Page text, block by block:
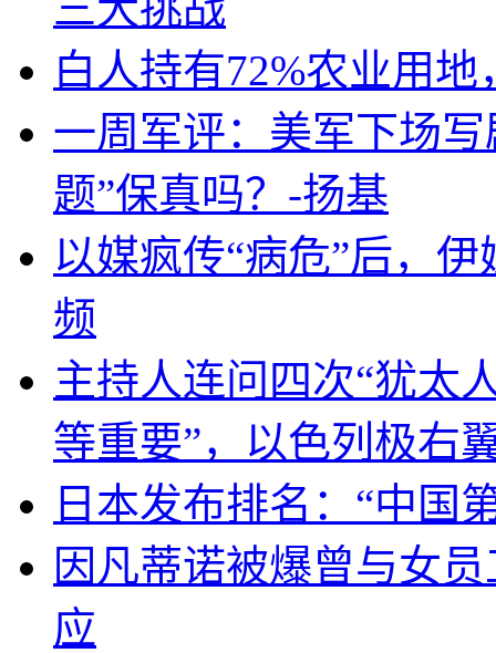
白人持有72%农业用
一周军评：美军下场
题”保真吗？-扬基
以媒疯传“病危”后，
频
主持人连问四次“犹太
等重要”，以色列极右
日本发布排名：“中国
因凡蒂诺被爆曾与女
应